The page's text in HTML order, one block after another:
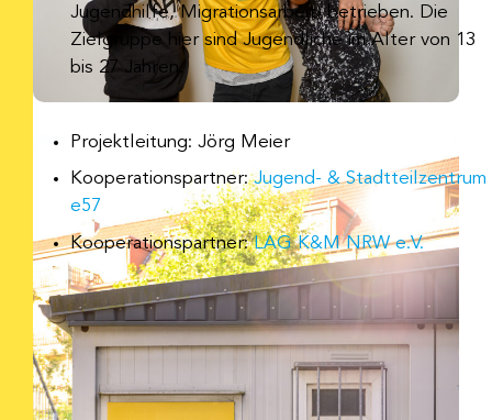
Jugendhilfe, Migrationsarbeit) betrieben. Die
Zielgruppe hier sind Jugendliche im Alter von 13
bis 27 Jahren.
Projektleitung: Jörg Meier
Kooperationspartner:Jugend- & Stadtteilzentrum
e57
Kooperationspartner:LAG K&M NRW e.V.